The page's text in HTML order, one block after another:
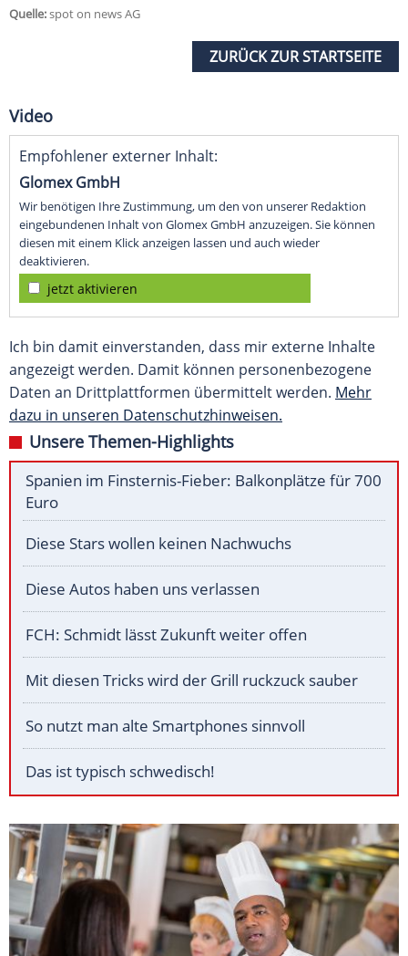
Quelle:spot on news AG
ZURÜCK ZUR STARTSEITE
Video
Empfohlener externer Inhalt:
Glomex GmbH
Wir benötigen Ihre Zustimmung, um den von unserer Redaktion
eingebundenen Inhalt von Glomex GmbH anzuzeigen. Sie können
diesen mit einem Klick anzeigen lassen und auch wieder
deaktivieren.
jetzt aktivieren
Ich bin damit einverstanden, dass mir externe Inhalte
angezeigt werden. Damit können personenbezogene
Daten an Drittplattformen übermittelt werden. Mehr
dazu in unseren Datenschutzhinweisen.
Unsere Themen-Highlights
Spanien im Finsternis-Fieber: Balkonplätze für 700
Euro
Diese Stars wollen keinen Nachwuchs
Diese Autos haben uns verlassen
FCH: Schmidt lässt Zukunft weiter offen
Mit diesen Tricks wird der Grill ruckzuck sauber
So nutzt man alte Smartphones sinnvoll
Das ist typisch schwedisch!